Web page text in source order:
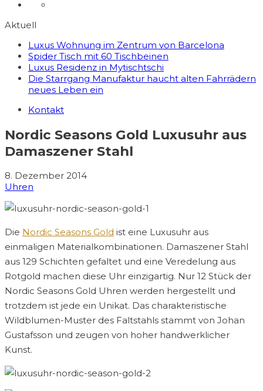
Aktuell
Luxus Wohnung im Zentrum von Barcelona
Spider Tisch mit 60 Tischbeinen
Luxus Residenz in Mytischtschi
Die Starrgang Manufaktur haucht alten Fahrrädern
neues Leben ein
Kontakt
Nordic Seasons Gold Luxusuhr aus
Damaszener Stahl
8. Dezember 2014
Uhren
Die Nordic Seasons Gold ist eine Luxusuhr aus
einmaligen Materialkombinationen. Damaszener Stahl
aus 129 Schichten gefaltet und eine Veredelung aus
Rotgold machen diese Uhr einzigartig. Nur 12 Stück der
Nordic Seasons Gold Uhren werden hergestellt und
trotzdem ist jede ein Unikat. Das charakteristische
Wildblumen-Muster des Faltstahls stammt von Johan
Gustafsson und zeugen von hoher handwerklicher
Kunst.